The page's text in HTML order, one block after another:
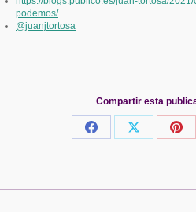
podemos/
@juanjtortosa
Compartir esta
Share
Share